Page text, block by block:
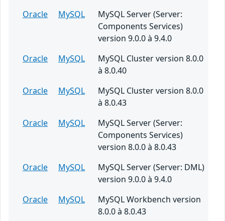
Oracle
MySQL
MySQL Server (Server:
Components Services)
version 9.0.0 à 9.4.0
Oracle
MySQL
MySQL Cluster version 8.0.0
à 8.0.40
Oracle
MySQL
MySQL Cluster version 8.0.0
à 8.0.43
Oracle
MySQL
MySQL Server (Server:
Components Services)
version 8.0.0 à 8.0.43
Oracle
MySQL
MySQL Server (Server: DML)
version 9.0.0 à 9.4.0
Oracle
MySQL
MySQL Workbench version
8.0.0 à 8.0.43